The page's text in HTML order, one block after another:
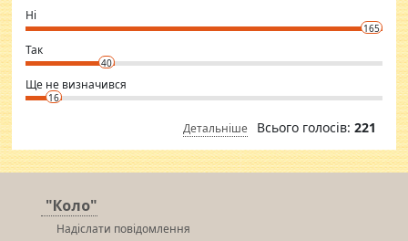
want to meet new people. Sakshi Mirchandani health and figure
conscious in order to keep yourself fit and regularly go to the health
club.
⇒ sakshimirchandani.com
Ні
165
Так
40
Ще не визначився
16
Детальніше Всього голосів: 221
"Коло"
Надіслати повідомлення